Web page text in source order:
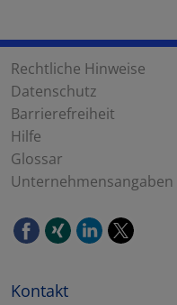
Rechtliche Hinweise
Datenschutz
Barrierefreiheit
Hilfe
Glossar
Unternehmensangaben
Kontakt